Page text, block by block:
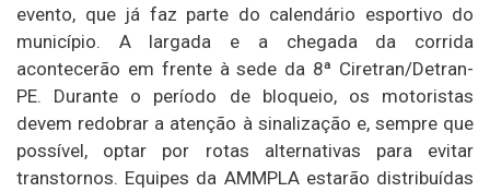
evento, que já faz parte do calendário esportivo do
município. A largada e a chegada da corrida
acontecerão em frente à sede da 8ª Ciretran/Detran-
PE. Durante o período de bloqueio, os motoristas
devem redobrar a atenção à sinalização e, sempre que
possível, optar por rotas alternativas para evitar
transtornos. Equipes da AMMPLA estarão distribuídas